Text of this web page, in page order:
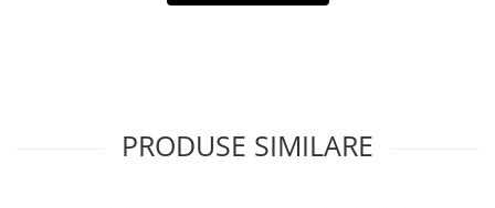
PRODUSE SIMILARE